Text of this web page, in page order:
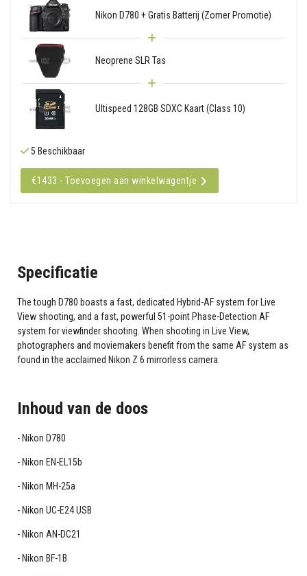
Nikon D780 + Gratis Batterij (Zomer Promotie)
Neoprene SLR Tas
Ultispeed 128GB SDXC Kaart (Class 10)
5 Beschikbaar
€1433 - Toevoegen aan winkelwagentje
Specificatie
The tough D780 boasts a fast, dedicated Hybrid-AF system for Live
View shooting, and a fast, powerful 51-point Phase-Detection AF
system for viewfinder shooting. When shooting in Live View,
photographers and moviemakers benefit from the same AF system as
found in the acclaimed Nikon Z 6 mirrorless camera.
Inhoud van de doos
Nikon D780
Nikon EN-EL15b
Nikon MH-25a
Nikon UC-E24 USB
Nikon AN-DC21
Nikon BF-1B